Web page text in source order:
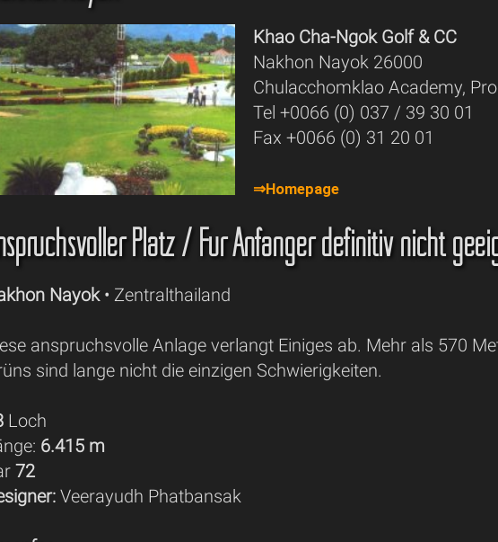
Khao Cha-Ngok Golf & CC
Nakhon Nayok 26000
Chulacchomklao Academy,
Tel +0066 (0) 037 / 39 30 01
Fax +0066 (0) 31 20 01
⇒Homepage
Platz / Für Anfänger definitiv nicht
Nayok• Zentralthailand
anspruchsvolle Anlage verlangt Einiges ab. Mehr als 570
sind lange nicht die einzigen Schwierigkeiten.
Loch
6.415 m
72
Veerayudh Phatbansak